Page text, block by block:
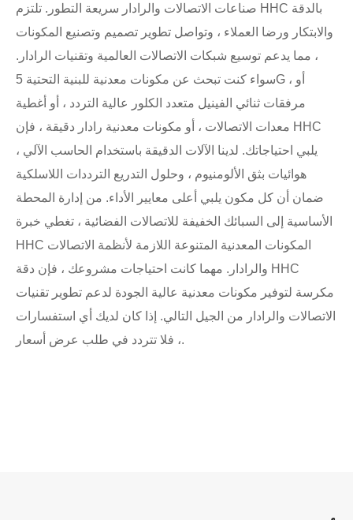
صناعات الاتصالات والرادار سريعة التطور. تلتزم HHC بالدقة
والابتكار ورضا العملاء ، وتواصل تطوير تصميم وتصنيع المكونات
، مما يدعم توسيع شبكات الاتصالات العالمية وتقنيات الرادار.
سواء كنت تبحث عن مكونات معدنية للبنية التحتية 5G ، أو
مرفقات ثنائي الفينيل متعدد الكلور عالية التردد ، أو أغطية
معدات الاتصالات ، أو مكونات معدنية رادار دقيقة ، فإن HHC
يلبي احتياجاتك. لدينا الآلات الدقيقة باستخدام الحاسب الآلي ،
هوائيات بثق الألومنيوم ، وحلول التدريع الترددات اللاسلكية
ضمان أن كل مكون يلبي أعلى معايير الأداء. من إدارة المحطة
الأساسية إلى السبائك الخفيفة للاتصالات الفضائية ، تغطي خبرة
HHC المكونات المعدنية المتنوعة اللازمة لأنظمة الاتصالات
والرادار. مهما كانت احتياجات مشروعك ، فإن دقة HHC
مكرسة لتوفير مكونات معدنية عالية الجودة لدعم تطوير تقنيات
الاتصالات والرادار من الجيل التالي. إذا كان لديك أي استفسارات
، فلا تتردد في طلب عرض أسعار.